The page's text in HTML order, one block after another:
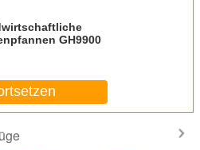
GH9900